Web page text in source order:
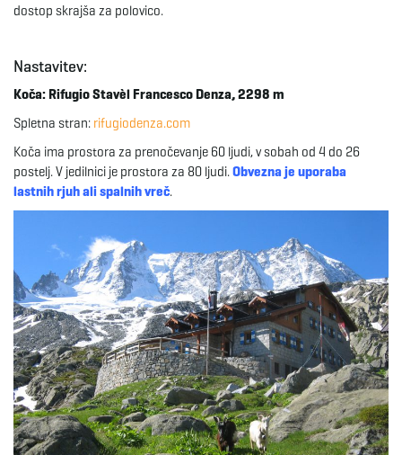
dostop skrajša za polovico.
Nastavitev:
Koča: Rifugio Stavèl Francesco Denza, 2298 m
Spletna stran: rifugiodenza.com
Koča ima prostora za prenočevanje 60 ljudi, v sobah od 4 do 26
postelj. V jedilnici je prostora za 80 ljudi.Obvezna je uporaba
lastnih rjuh ali spalnih vreč.